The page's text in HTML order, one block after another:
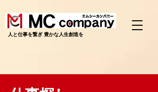
​人と仕事を繋ぎ 豊かな人生創造を